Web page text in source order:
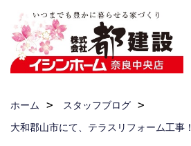
ホーム
スタッフブログ
大和郡山市にて、テラスリフォーム工事！